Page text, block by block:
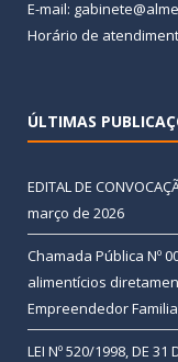
E-mail:
Horário de
ÚLTIMAS
EDITAL DE
março de 2026
Chamada Pública Nº
alimentícios
Empreendedor
LEI Nº 520/1998, DE